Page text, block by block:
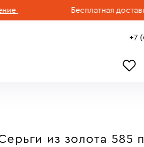
Бесплатная доставка
+7
из золота 585